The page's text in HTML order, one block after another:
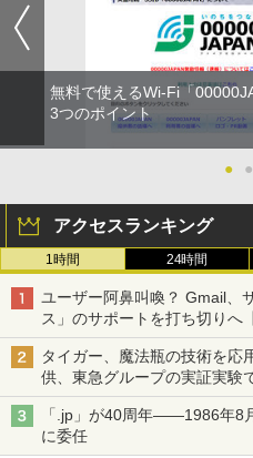
無料で使えるWi-Fi「
3つのポイント
● ●
アクセスランキング
1時間 24時間
ユーザー阿鼻叫喚？ Gmail、
ス」のサポートを打ち切りへ
タイガー、魔法瓶の技術を応
供、東急グループの実証実験
ル TIVIP」
「.jp」が40周年――1986年8
に委任